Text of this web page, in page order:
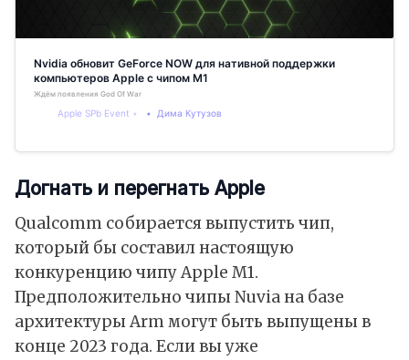
Nvidia обновит GeForce NOW для нативной поддержки
компьютеров Apple с чипом М1
Ждём появления God Of War
Apple SPb Event Дима Кутузов
Догнать и перегнать Apple
Qualcomm собирается выпустить чип,
который бы составил настоящую
конкуренцию чипу Apple M1.
Предположительно чипы Nuvia на базе
архитектуры Arm могут быть выпущены в
конце 2023 года. Если вы уже